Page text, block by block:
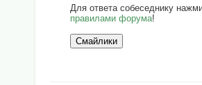
Для ответа собеседнику
правилами форума!